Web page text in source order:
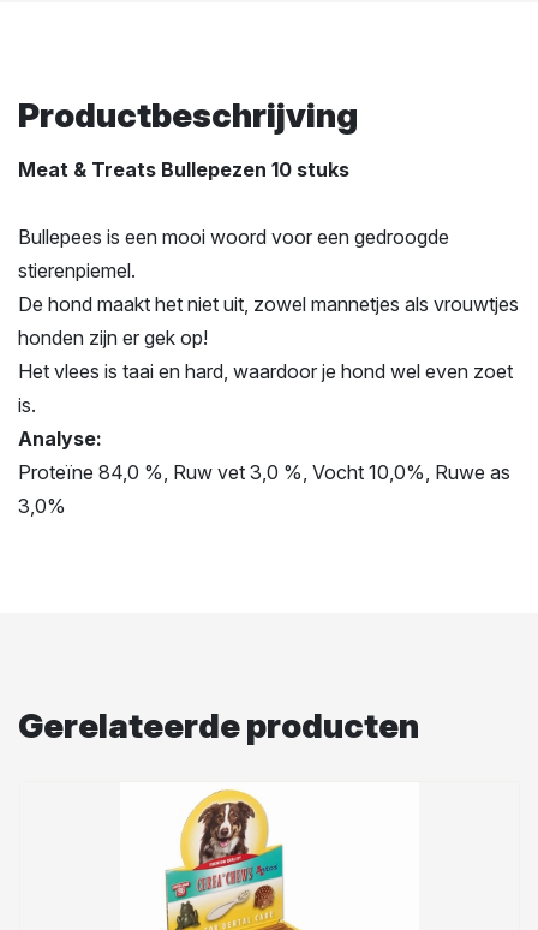
Productbeschrijving
Meat & Treats Bullepezen 10 stuks
Bullepees is een mooi woord voor een gedroogde
stierenpiemel.
De hond maakt het niet uit, zowel mannetjes als vrouwtjes
honden zijn er gek op!
Het vlees is taai en hard, waardoor je hond wel even zoet
is.
Analyse:
Proteïne 84,0 %, Ruw vet 3,0 %, Vocht 10,0%, Ruwe as
3,0%
Gerelateerde producten